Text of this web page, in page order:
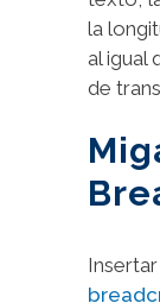
la
al igual
de